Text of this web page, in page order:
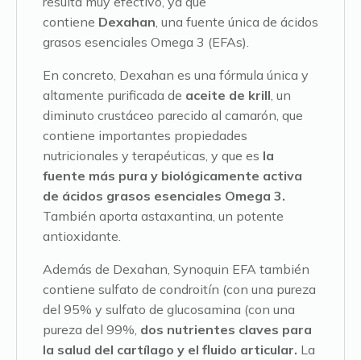
contiene Dexahan , una fuente única de ácidos
grasos esenciales Omega 3 (EFAs).
En concreto, Dexahan es una fórmula única y
altamente purificada de aceite de krill , un
diminuto crustáceo parecido al camarón, que
contiene importantes propiedades
nutricionales y terapéuticas, y que es la
fuente más pura y biológicamente activa
de ácidos grasos esenciales Omega 3.
También aporta astaxantina, un potente
antioxidante.
Además de Dexahan, Synoquin EFA también
contiene sulfato de condroitín (con una pureza
del 95% y sulfato de glucosamina (con una
pureza del 99%, dos nutrientes claves para
la salud del cartílago y el fluido articular. La